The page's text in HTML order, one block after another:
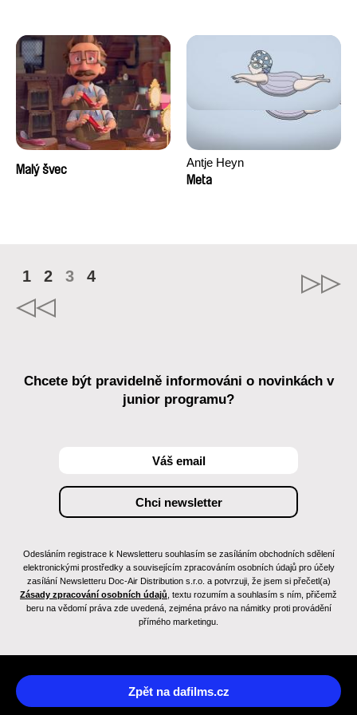
Malý švec
Antje Heyn
Meta
1 2 3 4
Chcete být pravidelně informováni o novinkách v
junior programu?
Odesláním registrace k Newsletteru souhlasím se zasíláním obchodních sdělení
elektronickými prostředky a souvisejícím zpracováním osobních údajů pro účely
zasílání Newsletteru Doc-Air Distribution s.r.o. a potvrzuji, že jsem si přečetl(a)
Zásady zpracování osobních údajů , textu rozumím a souhlasím s ním, přičemž
beru na vědomí práva zde uvedená, zejména právo na námitky proti provádění
přímého marketingu.
Zpět na dafilms.cz